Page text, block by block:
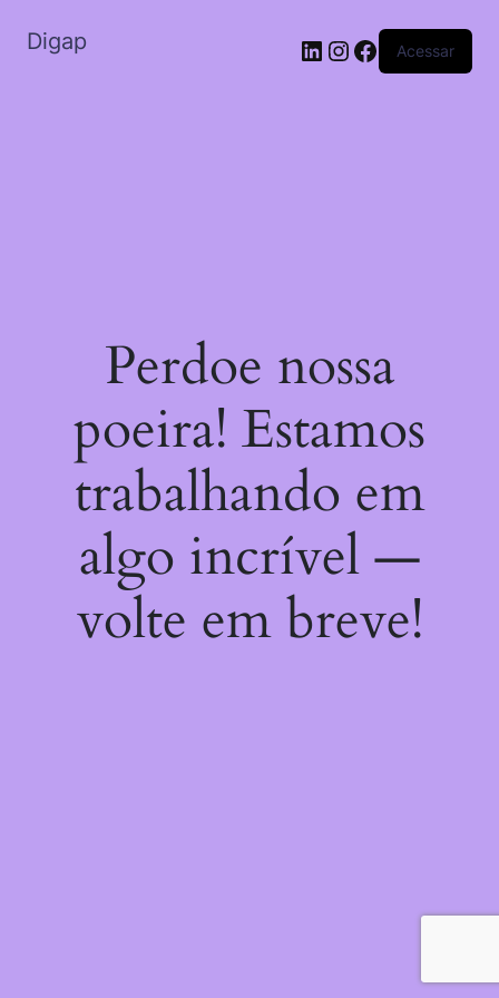
Digap Acessar
Perdoe nossa
poeira! Estamos
trabalhando em
algo incrível —
volte em breve!